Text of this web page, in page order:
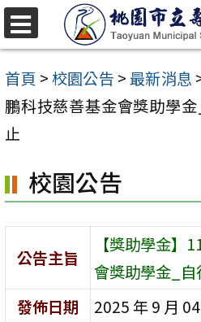
跳
至
主
要
內
區
首頁 >校園公告 >最新消息
鵬科技慈善基金會獎助學
止
校園公告
公告主旨
【獎助學金】
會獎助學金_
發佈日期
2025 年 9 月
選
單